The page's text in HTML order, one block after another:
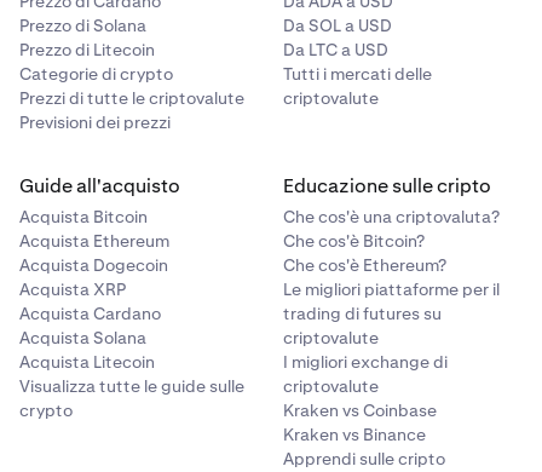
Prezzo di Solana
Prezzo di Litecoin
Categorie di crypto
Prezzi di tutte le criptovalute
Previsioni dei prezzi
Da SOL a USD
Da LTC a USD
Tutti i mercati delle
criptovalute
Guide all'acquisto
Acquista Bitcoin
Acquista Ethereum
Acquista Dogecoin
Acquista XRP
Acquista Cardano
Acquista Solana
Acquista Litecoin
Visualizza tutte le guide sulle
crypto
Educazione sulle cripto
Che cos'è una criptovaluta?
Che cos'è Bitcoin?
Che cos'è Ethereum?
Le migliori piattaforme per il
trading di futures su
criptovalute
I migliori exchange di
criptovalute
Kraken vs Coinbase
Kraken vs Binance
Apprendi sulle cripto